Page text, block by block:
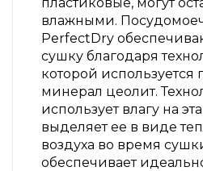
влажными.
PerfectDry
сушку благодаря
которой
минерал цеолит.
использует влагу на
выделяет ее в виде
воздуха во время
обеспечивает